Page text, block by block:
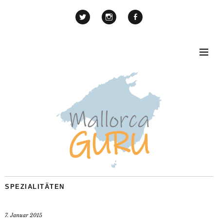
SPEZIALITÄTEN
7. Januar 2015